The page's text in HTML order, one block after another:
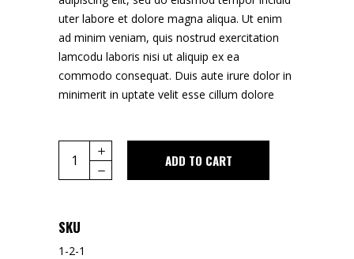
uter labore et dolore magna aliqua. Ut enim
ad minim veniam, quis nostrud exercitation
lamcodu laboris nisi ut aliquip ex ea
commodo consequat. Duis aute irure dolor in
minimerit in uptate velit esse cillum dolore
Watch
ADD TO CART
SKU
1-2-1